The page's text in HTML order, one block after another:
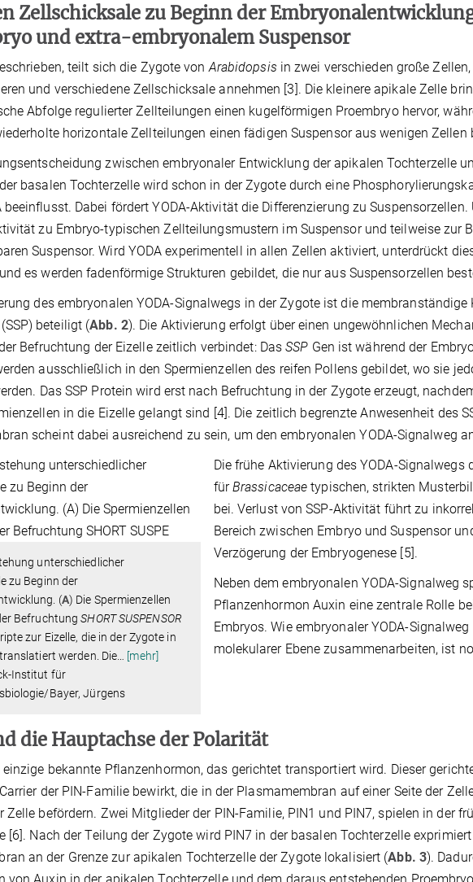
Zellschicksale zu Beginn der
und extra-embryonalem Suspensor
teilt sich die Zygote vonArabidopsis in zwei verschieden große
und verschiedene Zellschicksale annehmen [3]. Die kleinere apikale Zelle
Abfolge regulierter Zellteilungen einen kugelförmigen Proembryo hervor,
horizontale Zellteilungen einen fädigen Suspensor aus wenigen Zellen
zwischen embryonaler Entwicklung der apikalen Tochterzelle
basalen Tochterzelle wird schon in der Zygote durch eine
beeinflusst. Dabei fördert YODA-Aktivität die Differenzierung zu
zu Embryo-typischen Zellteilungsmustern im Suspensor und teilweise zur
Suspensor. Wird YODA experimentell in allen Zellen aktiviert, unterdrückt
es werden fadenförmige Strukturen gebildet, die nur aus Suspensorzellen
des embryonalen YODA-Signalwegs in der Zygote ist die membranständige
(SSP) beteiligt (Abb. 2). Die Aktivierung erfolgt über einen ungewöhnlichen
Befruchtung der Eizelle zeitlich verbindet: DasSSP Gen ist während der
ausschließlich in den Spermienzellen des reifen Pollens gebildet, wo sie
Das SSP Protein wird erst nach Befruchtung in der Zygote erzeugt,
in die Eizelle gelangt sind [4]. Die zeitlich begrenzte Anwesenheit des
scheint dabei ausreichend zu sein, um den embryonalen YODA-Signalweg
unterschiedlicher
zu Beginn der
(A) Die Spermienzellen
BefruchtungSHORT SUSPENSOR
zur Eizelle, die in der Zygote in
werden. Die
[mehr]
Institut für
Bayer, Jürgens
Die frühe Aktivierung des YODA-Signalwegs
fürBrassicaceae typischen, strikten
bei. Verlust von SSP-Aktivität führt zu
Bereich zwischen Embryo und Suspensor
Verzögerung der Embryogenese [5].
Neben dem embryonalen YODA-Signalweg
Pflanzenhormon Auxin eine zentrale Rolle
Embryos. Wie embryonaler YODA-
molekularer Ebene zusammenarbeiten, ist
die Hauptachse der Polarität
bekannte Pflanzenhormon, das gerichtet transportiert wird. Dieser
der PIN-Familie bewirkt, die in der Plasmamembran auf einer Seite der
Zelle befördern. Zwei Mitglieder der PIN-Familie, PIN1 und PIN7, spielen in der
[6]. Nach der Teilung der Zygote wird PIN7 in der basalen Tochterzelle
an der Grenze zur apikalen Tochterzelle der Zygote lokalisiert (Abb. 3).